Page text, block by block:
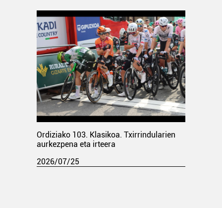
Ordiziako 103. Klasikoa. Txirrindularien
aurkezpena eta irteera
2026/07/25